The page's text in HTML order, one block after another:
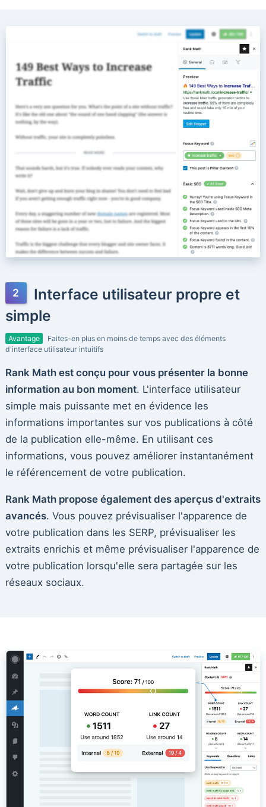
Interface utilisateur propre et
simple
Avantage
Faites-en plus en moins de temps avec des éléments
d'interface utilisateur intuitifs
Rank Math est conçu pour vous présenter la bonne
information au bon moment. L'interface utilisateur
simple mais puissante met en évidence les
informations importantes sur vos publications à côté
de la publication elle-même. En utilisant ces
informations, vous pouvez améliorer instantanément
le référencement de votre publication.
Rank Math propose également des aperçus d'extraits
avancés. Vous pouvez prévisualiser l'apparence de
votre publication dans les SERP, prévisualiser les
extraits enrichis et même prévisualiser l'apparence de
votre publication lorsqu'elle sera partagée sur les
réseaux sociaux.